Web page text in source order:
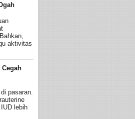
aktivitas
Cegah
pasaran.
lebih